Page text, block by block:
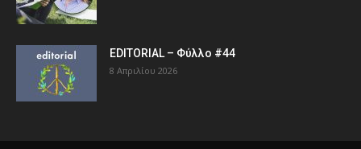
EDITORIAL – Φύλλο #44
8 Απριλίου 2026